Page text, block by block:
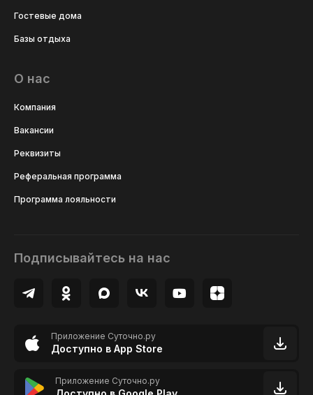
Гостевые дома
Базы отдыха
О нас
Компания
Вакансии
Реквизиты
Реферальная программа
Программа лояльности
Подписывайтесь на нас
Приложение Суточно.ру
Доступно в App Store
Приложение Суточно.ру